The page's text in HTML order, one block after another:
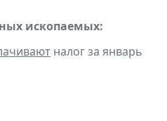
ископаемых:
налог за январь